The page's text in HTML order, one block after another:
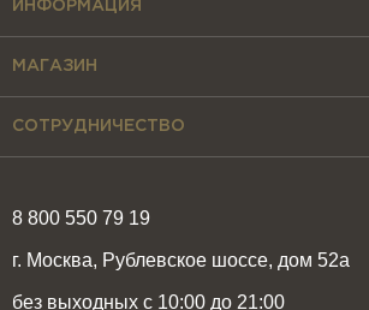
8 800 550 79 19
г. Москва, Рублевское шоссе, дом 52а
без выходных с 10:00 до 21:00
ИНФОРМАЦИЯ
МАГАЗИН
СОТРУДНИЧЕСТВО